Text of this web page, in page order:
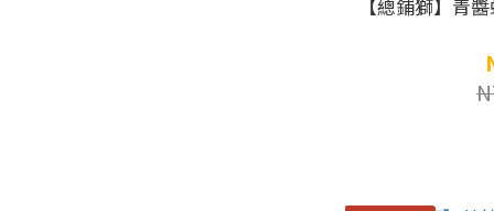
【總鋪獅】青